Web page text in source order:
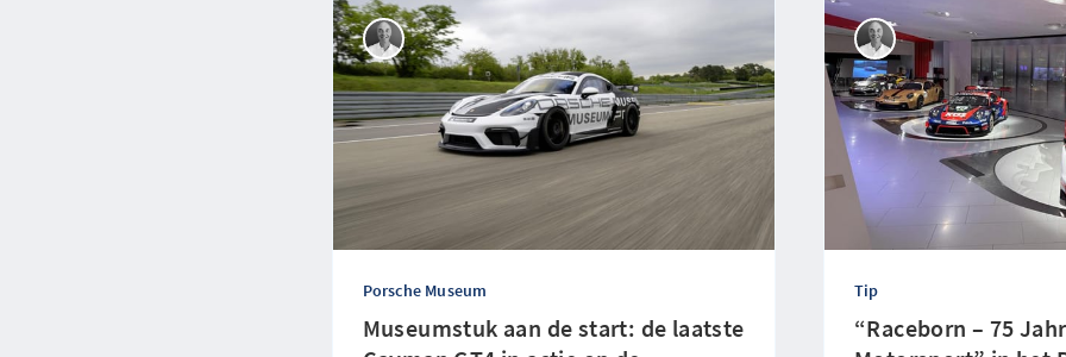
Porsche Museum
Museumstuk aan de start: de laatste
Tip
“Raceborn – 75